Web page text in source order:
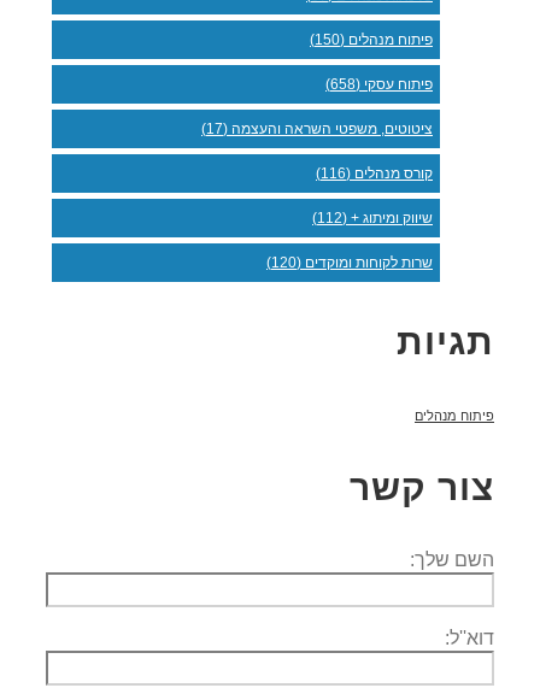
פיתוח מנהלים (150)
פיתוח עסקי (658)
ציטוטים, משפטי השראה והעצמה (17)
קורס מנהלים (116)
שיווק ומיתוג + (112)
שרות לקוחות ומוקדים (120)
תגיות
פיתוח מנהלים
צור קשר
השם שלך:
דוא''ל: